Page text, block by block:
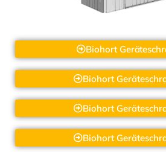
Biohort
Biohort
Biohort
Biohort